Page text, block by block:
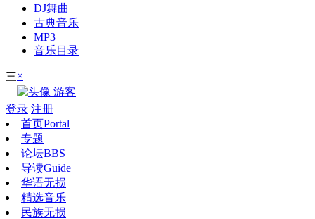
DJ舞曲
古典音乐
MP3
音乐目录
三×
游客
登录 注册
首页Portal
专题
论坛BBS
导读Guide
华语无损
精选音乐
民族无损